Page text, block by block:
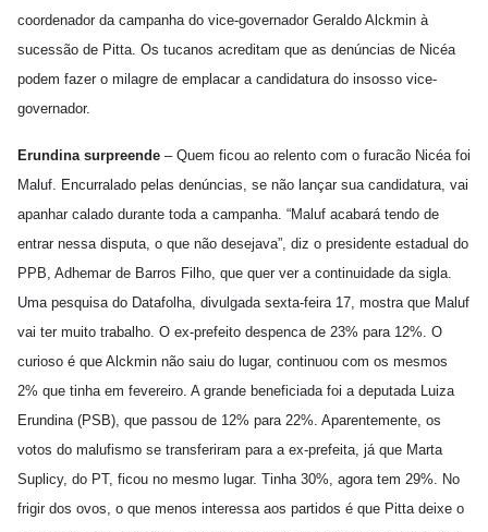
coordenador da campanha do vice-governador Geraldo Alckmin à
sucessão de Pitta. Os tucanos acreditam que as denúncias de Nicéa
podem fazer o milagre de emplacar a candidatura do insosso vice-
governador.
Erundina surpreende – Quem ficou ao relento com o furacão Nicéa foi
Maluf. Encurralado pelas denúncias, se não lançar sua candidatura, vai
apanhar calado durante toda a campanha. “Maluf acabará tendo de
entrar nessa disputa, o que não desejava”, diz o presidente estadual do
PPB, Adhemar de Barros Filho, que quer ver a continuidade da sigla.
Uma pesquisa do Datafolha, divulgada sexta-feira 17, mostra que Maluf
vai ter muito trabalho. O ex-prefeito despenca de 23% para 12%. O
curioso é que Alckmin não saiu do lugar, continuou com os mesmos
2% que tinha em fevereiro. A grande beneficiada foi a deputada Luiza
Erundina (PSB), que passou de 12% para 22%. Aparentemente, os
votos do malufismo se transferiram para a ex-prefeita, já que Marta
Suplicy, do PT, ficou no mesmo lugar. Tinha 30%, agora tem 29%. No
frigir dos ovos, o que menos interessa aos partidos é que Pitta deixe o